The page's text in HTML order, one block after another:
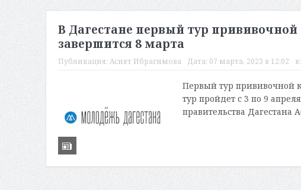
В Дагестане первый тур
завершится 8 марта
Публикация: Асият Ибрагимова Дата: 07 марта, 2023 в 12:02 в:
Первый тур прививочной
тур пройдет с 3 по 9
правительства Дагестана